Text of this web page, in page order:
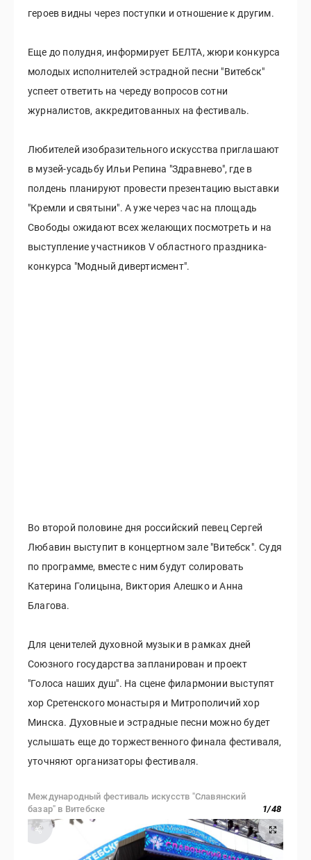
героев видны через поступки и отношение к другим.
Еще до полудня, информирует БЕЛТА, жюри конкурса
молодых исполнителей эстрадной песни "Витебск"
успеет ответить на череду вопросов сотни
журналистов, аккредитованных на фестиваль.
Любителей изобразительного искусства приглашают
в музей-усадьбу Ильи Репина "Здравнево", где в
полдень планируют провести презентацию выставки
"Кремли и святыни". А уже через час на площадь
Свободы ожидают всех желающих посмотреть и на
выступление участников V областного праздника-
конкурса "Модный дивертисмент".
Во второй половине дня российский певец Сергей
Любавин выступит в концертном зале "Витебск". Судя
по программе, вместе с ним будут солировать
Катерина Голицына, Виктория Алешко и Анна
Благова.
Для ценителей духовной музыки в рамках дней
Союзного государства запланирован и проект
"Голоса наших душ". На сцене филармонии выступят
хор Сретенского монастыря и Митрополичий хор
Минска. Духовные и эстрадные песни можно будет
услышать еще до торжественного финала фестиваля,
уточняют организаторы фестиваля.
Международный фестиваль искусств "Славянский
базар" в Витебске
1/48